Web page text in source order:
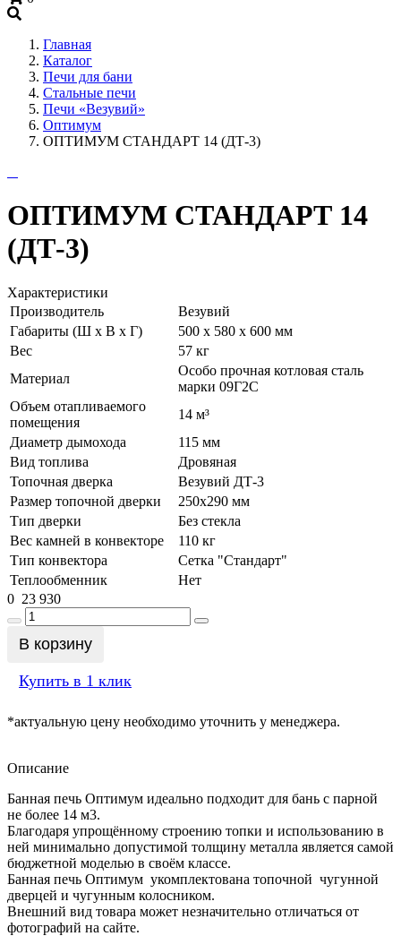
Главная
Каталог
Печи для бани
Стальные печи
Печи «Везувий»
Оптимум
ОПТИМУМ СТАНДАРТ 14 (ДТ-3)
ОПТИМУМ СТАНДАРТ 14
(ДТ-3)
Характеристики
Производитель
Везувий
Габариты (Ш х В х Г)
500 х 580 х 600 мм
Вес
57 кг
Материал
Особо прочная котловая сталь
марки 09Г2С
Объем отапливаемого
помещения
14 м³
Диаметр дымохода
115 мм
Вид топлива
Дровяная
Топочная дверка
Везувий ДТ-3
Размер топочной дверки
250x290 мм
Тип дверки
Без стекла
Вес камней в конвекторе
110 кг
Тип конвектора
Сетка "Стандарт"
Теплообменник
Нет
0 23 930
В корзину
Купить в 1 клик
*актуальную цену необходимо уточнить у менеджера.
Описание
Банная печь Оптимум идеально подходит для бань с парной
не более 14 м3.
Благодаря упрощённому строению топки и использованию в
ней минимально допустимой толщину металла является самой
бюджетной моделью в своём классе.
Банная печь Оптимум укомплектована топочной чугунной
дверцей и чугунным колосником.
Внешний вид товара может незначительно отличаться от
фотографий на сайте.